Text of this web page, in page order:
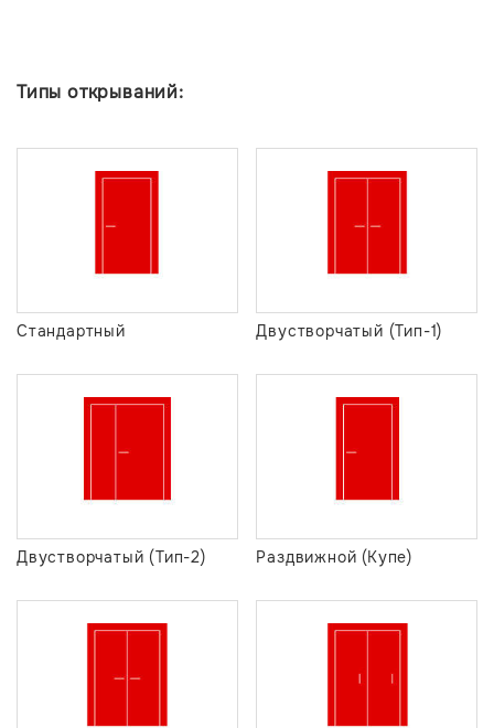
Типы открываний:
Стандартный Двустворчатый (Тип-1)
Двустворчатый (Тип-2) Раздвижной (Купе)